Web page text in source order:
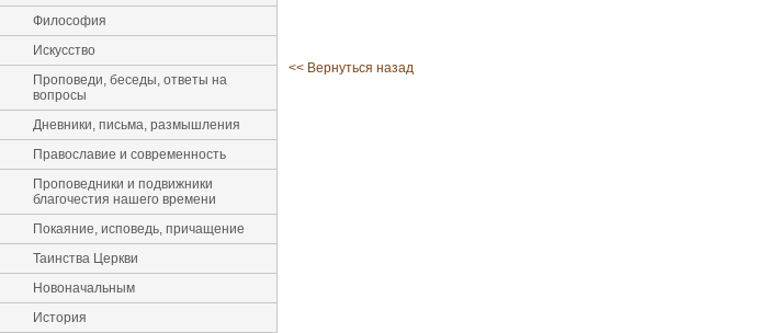
Философия
Искусство
Проповеди, беседы, ответы на
вопросы
Дневники, письма, размышления
Православие и современность
Проповедники и подвижники
благочестия нашего времени
Покаяние, исповедь, причащение
Таинства Церкви
Новоначальным
История
<< Вернуться назад